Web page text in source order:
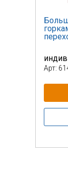
Арт: